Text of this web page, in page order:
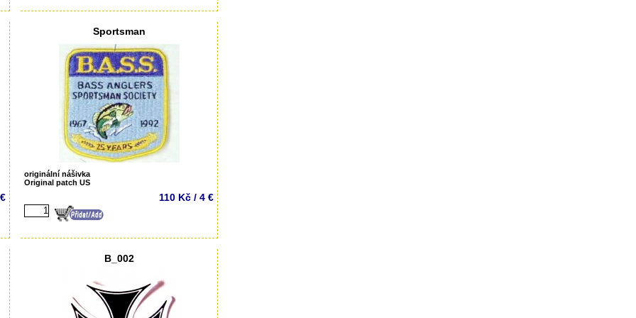
Sportsman
originální nášivka
Original patch US
110 Kč / 4 €
B_002